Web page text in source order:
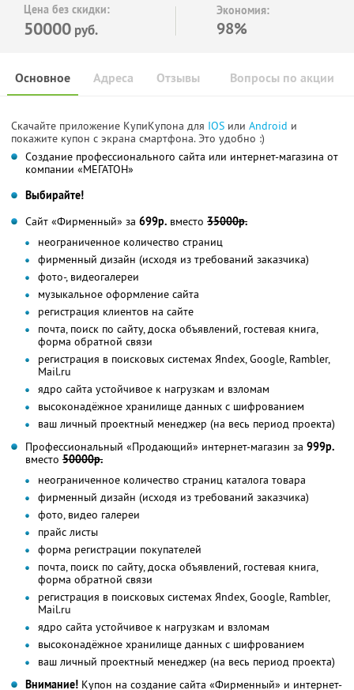
Цена без скидки:
50000 руб.
Экономия:
98%
Основное Отзывы Вопросы по акции
Адреса
Скачайте приложение КупиКупона для IOS или Android и
покажите купон с экрана смартфона. Это удобно :)
Создание профессионального сайта или интернет-магазина от
компании «МЕГАТОН»
Выбирайте!
Сайт «Фирменный» за 699р. вместо 35000р.
неограниченное количество страниц
фирменный дизайн (исходя из требований заказчика)
фото-, видеогалереи
музыкальное оформление сайта
регистрация клиентов на сайте
почта, поиск по сайту, доска объявлений, гостевая книга,
форма обратной связи
регистрация в поисковых системах Яndex, Google, Rambler,
Mail.ru
ядро сайта устойчивое к нагрузкам и взломам
высоконадёжное хранилище данных с шифрованием
ваш личный проектный менеджер (на весь период проекта)
Профессиональный «Продающий» интернет-магазин за 999р.
вместо 50000р.
неограниченное количество страниц каталога товара
фирменный дизайн (исходя из требований заказчика)
фото, видео галереи
прайс листы
форма регистрации покупателей
почта, поиск по сайту, доска объявлений, гостевая книга,
форма обратной связи
регистрация в поисковых системах Яndex, Google, Rambler,
Mail.ru
ядро сайта устойчивое к нагрузкам и взломам
высоконадёжное хранилище данных с шифрованием
ваш личный проектный менеджер (на весь период проекта)
Внимание! Купон на создание сайта «Фирменный» и интернет-